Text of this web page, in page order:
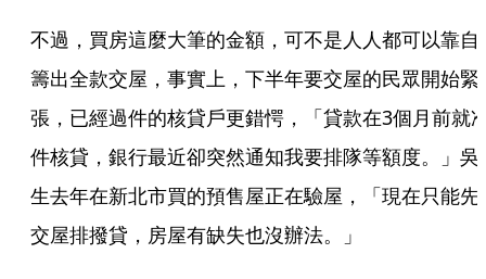
不過，買房這麼大筆的金額，可不是人人都可以靠自
籌出全款交屋，事實上，下半年要交屋的民眾開始緊
張，已經過件的核貸戶更錯愕，「貸款在3個月前就
件核貸，銀行最近卻突然通知我要排隊等額度。」吳
生去年在新北市買的預售屋正在驗屋，「現在只能先
交屋排撥貸，房屋有缺失也沒辦法。」